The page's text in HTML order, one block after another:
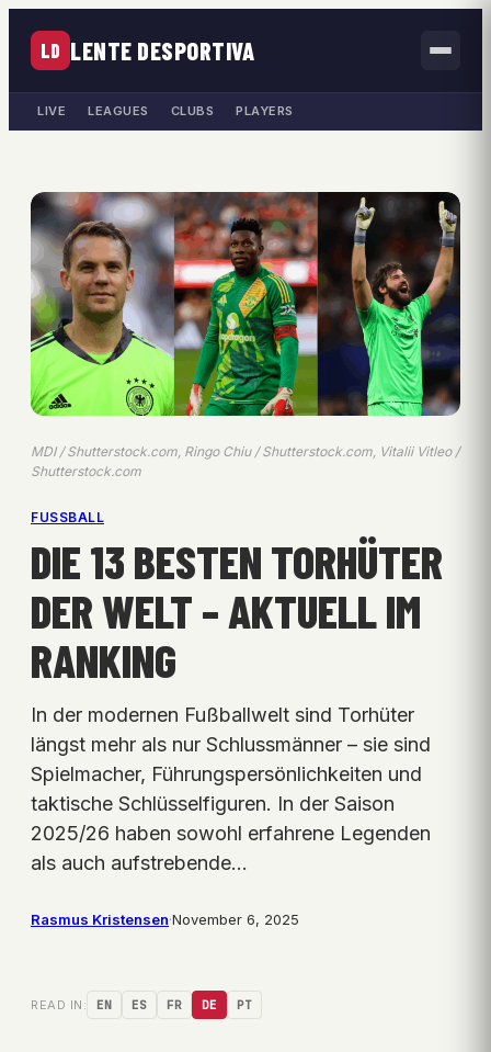
LD LENTE DESPORTIVA
LIVE LEAGUES CLUBS PLAYERS
MDI / Shutterstock.com, Ringo Chiu / Shutterstock.com, Vitalii Vitleo /
Shutterstock.com
FUSSBALL
DIE 13 BESTEN TORHÜTER
DER WELT – AKTUELL IM
RANKING
In der modernen Fußballwelt sind Torhüter
längst mehr als nur Schlussmänner – sie sind
Spielmacher, Führungspersönlichkeiten und
taktische Schlüsselfiguren. In der Saison
2025/26 haben sowohl erfahrene Legenden
als auch aufstrebende…
Rasmus Kristensen·November 6, 2025
READ IN: EN ES FR DE PT